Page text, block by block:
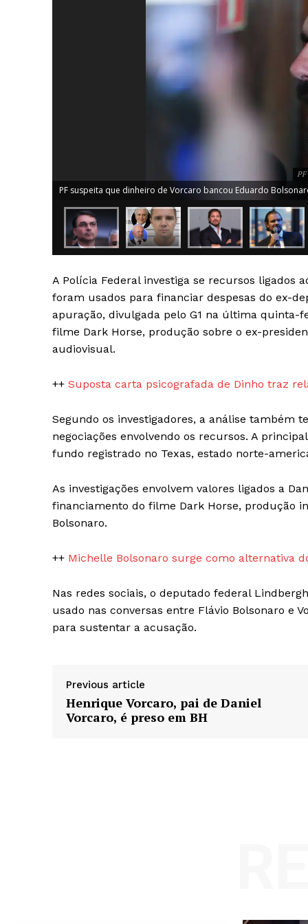
News
PF suspeita que dinheiro de Vorcaro bancou Eduardo
A Polícia Federal investiga se recursos ligados
foram usados para financiar despesas do ex-
apuração, divulgada pelo G1 na última quinta-
filme Dark Horse, produção sobre o ex-
audiovisual.
++ Suposta carta psicografada de Dinho traz
Segundo os investigadores, a análise também
negociações envolvendo os recursos. A
fundo registrado no Texas, estado norte-
As investigações envolvem valores ligados a
financiamento do filme Dark Horse, produção
Bolsonaro.
++ Michelle Bolsonaro surge como alternativa
Nas redes sociais, o deputado federal
usado nas conversas entre Flávio Bolsonaro e
para sustentar a acusação.
Previous article
Henrique Vorcaro, pai de Daniel
Vorcaro, é preso em BH